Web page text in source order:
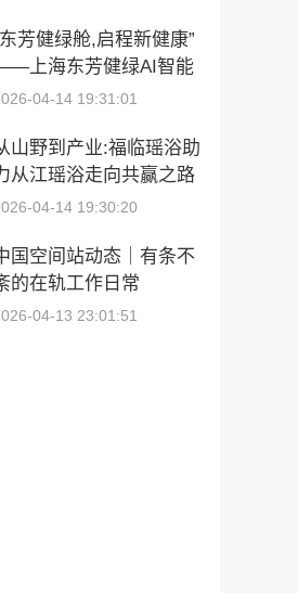
芳健绿舱,启程新健康”
上海东芳健绿AI智能
身舱品牌发布会圆满成
04-14 19:31:01
山野到产业:福临瑶浴助
从江瑶浴走向共赢之路
04-14 19:30:20
国空间站动态｜有条不
的在轨工作日常
04-13 23:01:51